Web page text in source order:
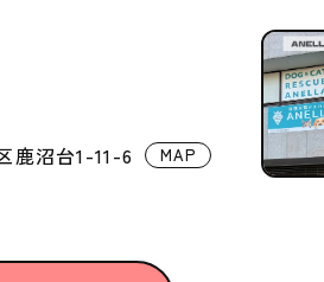
鹿沼台1-11-6
MAP